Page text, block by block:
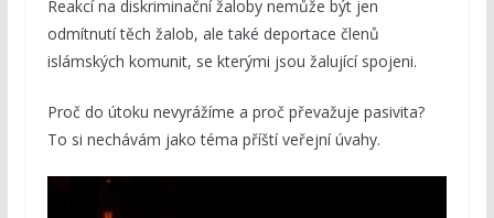
Reakcí na diskriminační žaloby nemůže být jen
odmítnutí těch žalob, ale také deportace členů
islámských komunit, se kterými jsou žalující spojeni.
Proč do útoku nevyrážíme a proč převažuje pasivita?
To si nechávám jako téma příští veřejní úvahy.